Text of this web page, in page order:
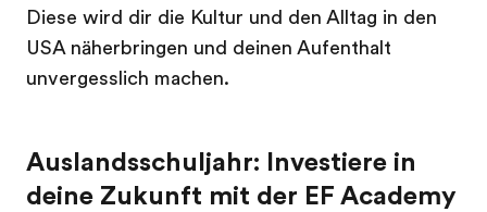
Diese wird dir die Kultur und den Alltag in den
USA näherbringen und deinen Aufenthalt
unvergesslich machen.
Auslandsschuljahr: Investiere in
deine Zukunft mit der EF Academy